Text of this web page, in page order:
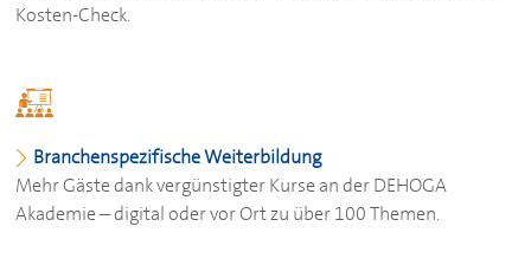
Kosten-Check.
Branchenspezifische Weiterbildung
Mehr Gäste dank vergünstigter Kurse an derDEHOGA
Akademie – digital oder vor Ort zu über 100 Themen.